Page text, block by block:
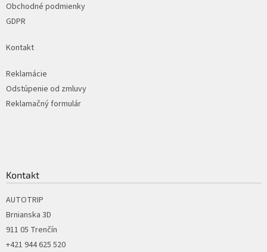
Obchodné podmienky
GDPR
Kontakt
Reklamácie
Odstúpenie od zmluvy
Reklamačný formulár
Kontakt
AUTOTRIP
Brnianska 3D
911 05 Trenčín
+421 944 625 520